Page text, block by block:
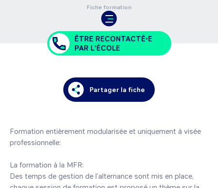
Fiche formation
ÊTRE RECONTACTÉ•E
PAR L'ÉCOLE
Partager la fiche
Formation entièrement modularisée et uniquement à visée
professionnelle:
La formation à la MFR:
Des temps de gestion de l’alternance sont mis en place,